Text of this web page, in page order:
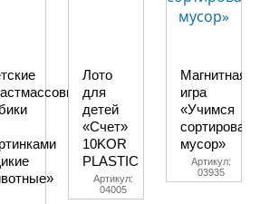
Лото
для
детей
«Счет»
10KOR
PLASTIC
Артикул:
04005
Магнитная
игра
«Учимся
сортировать
мусор»
Артикул:
03935